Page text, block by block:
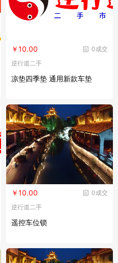
0成交
￥10.00
逆行道二手
凉垫四季垫 通用新款车垫
0成交
￥10.00
逆行道二手
遥控车位锁